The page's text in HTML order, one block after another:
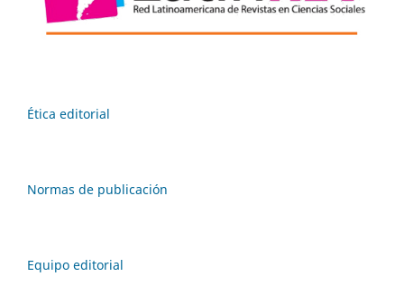
Ética editorial
Normas de publicación
Equipo editorial